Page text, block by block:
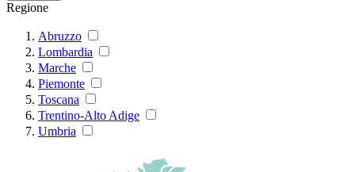
Regione
Abruzzo
Lombardia
Marche
Piemonte
Toscana
Trentino-Alto Adige
Umbria